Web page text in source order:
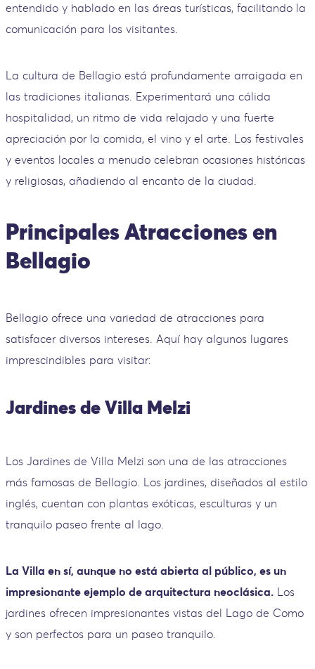
entendido y hablado en las áreas turísticas, facilitando la
comunicación para los visitantes.
La cultura de Bellagio está profundamente arraigada en
las tradiciones italianas. Experimentará una cálida
hospitalidad, un ritmo de vida relajado y una fuerte
apreciación por la comida, el vino y el arte. Los festivales
y eventos locales a menudo celebran ocasiones históricas
y religiosas, añadiendo al encanto de la ciudad.
Principales Atracciones en
Bellagio
Bellagio ofrece una variedad de atracciones para
satisfacer diversos intereses. Aquí hay algunos lugares
imprescindibles para visitar:
Jardines de Villa Melzi
Los Jardines de Villa Melzi son una de las atracciones
más famosas de Bellagio. Los jardines, diseñados al estilo
inglés, cuentan con plantas exóticas, esculturas y un
tranquilo paseo frente al lago.
La Villa en sí, aunque no está abierta al público, es un
impresionante ejemplo de arquitectura neoclásica. Los
jardines ofrecen impresionantes vistas del Lago de Como
y son perfectos para un paseo tranquilo.